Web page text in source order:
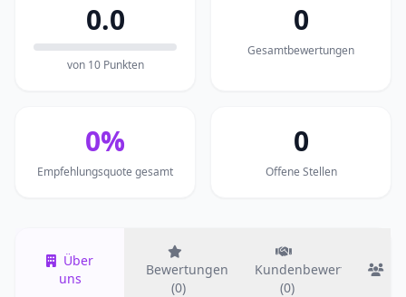
0.0
von 10 Punkten
0
Gesamtbewertungen
0%
Empfehlungsquote gesamt
0
Offene Stellen
Über
uns
Bewertungen
(0)
Kundenbewertungen
(0)